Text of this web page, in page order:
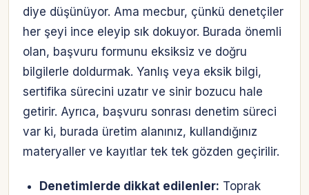
diye düşünüyor. Ama mecbur, çünkü denetçiler
her şeyi ince eleyip sık dokuyor. Burada önemli
olan, başvuru formunu eksiksiz ve doğru
bilgilerle doldurmak. Yanlış veya eksik bilgi,
sertifika sürecini uzatır ve sinir bozucu hale
getirir. Ayrıca, başvuru sonrası denetim süreci
var ki, burada üretim alanınız, kullandığınız
materyaller ve kayıtlar tek tek gözden geçirilir.
Denetimlerde dikkat edilenler: Toprak